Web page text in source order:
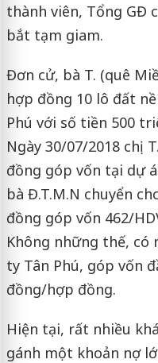
thành viên, Tổng GĐ
bắt tạm giam.
Đơn cử, bà T. (quê
hợp đồng 10 lô đất
Phú với số tiền 500
Ngày 30/07/2018 chị
đồng góp vốn tại dự
bà Đ.T.M.N chuyển
đồng góp vốn 462/
Không những thế, có
ty Tân Phú, góp vốn
đồng/hợp đồng.
Hiện tại, rất nhiều
gánh một khoản nợ